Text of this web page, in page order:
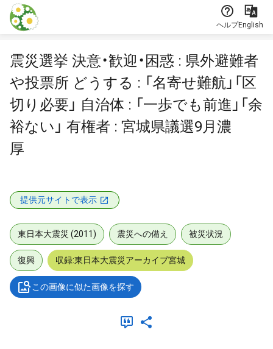
本文に飛ぶ
ヘルプEnglish
震災選挙 決意・歓迎・困惑 : 県外避難者
や投票所 どうする : 「名寄せ難航」「区
切り必要」 自治体 : 「一歩でも前進」「余
裕ない」 有権者 : 宮城県議選9月濃
厚
提供元サイトで表示
東日本大震災 (2011) 震災への備え 被災状況
復興 収録:東日本大震災アーカイブ宮城
この画像に似た画像を探す